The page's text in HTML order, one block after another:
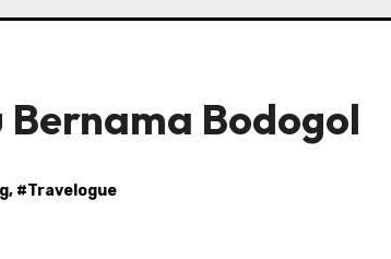
Bodogol
, #Travelogue